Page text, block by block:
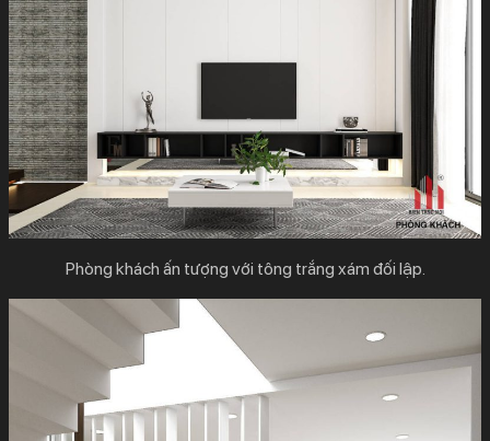
Phòng khách ấn tượng với tông trắng xám đối lập.